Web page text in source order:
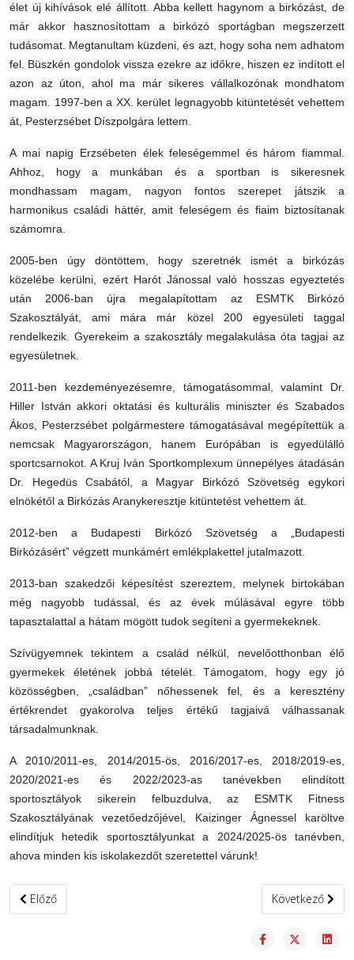
élet új kihívások elé állított. Abba kellett hagynom a birkózást, de
már akkor hasznosítottam a birkózó sportágban megszerzett
tudásomat. Megtanultam küzdeni, és azt, hogy soha nem adhatom
fel. Büszkén gondolok vissza ezekre az időkre, hiszen ez indított el
azon az úton, ahol ma már sikeres vállalkozónak mondhatom
magam. 1997-ben a XX. kerület legnagyobb kitüntetését vehettem
át, Pesterzsébet Díszpolgára lettem.
A mai napig Erzsébeten élek feleségemmel és három fiammal.
Ahhoz, hogy a munkában és a sportban is sikeresnek
mondhassam magam, nagyon fontos szerepet játszik a
harmonikus családi háttér, amit feleségem és fiaim biztosítanak
számomra.
2005-ben úgy döntöttem, hogy szeretnék ismét a birkózás
közelébe kerülni, ezért Harót Jánossal való hosszas egyeztetés
után 2006-ban újra megalapítottam az ESMTK Birkózó
Szakosztályát, ami mára már közel 200 egyesületi taggal
rendelkezik. Gyerekeim a szakosztály megalakulása óta tagjai az
egyesületnek.
2011-ben kezdeményezésemre, támogatásommal, valamint Dr.
Hiller István akkori oktatási és kulturális miniszter és Szabados
Ákos, Pesterzsébet polgármestere támogatásával megépítettük a
nemcsak Magyarországon, hanem Európában is egyedülálló
sportcsarnokot. A Kruj Iván Sportkomplexum ünnepélyes átadásán
Dr. Hegedüs Csabától, a Magyar Birkózó Szövetség egykori
elnökétől a Birkózás Aranykeresztje kitüntetést vehettem át.
2012-ben a Budapesti Birkózó Szövetség a „Budapesti
Birkózásért” végzett munkámért emlékplakettel jutalmazott.
2013-ban szakedzői képesítést szereztem, melynek birtokában
még nagyobb tudással, és az évek múlásával egyre több
tapasztalattal a hátam mögött tudok segíteni a gyermekeknek.
Szívügyemnek tekintem a család nélkül, nevelőotthonban élő
gyermekek életének jobbá tételét. Támogatom, hogy egy jó
közösségben, „családban” nőhessenek fel, és a keresztény
értékrendet gyakorolva teljes értékű tagjaivá válhassanak
társadalmunknak.
A 2010/2011-es, 2014/2015-ös, 2016/2017-es, 2018/2019-es,
2020/2021-es és 2022/2023-as tanévekben elindított
sportosztályok sikerein felbuzdulva, az ESMTK Fitness
Szakosztályának vezetőedzőjével, Kaizinger Ágnessel karöltve
elindítjuk hetedik sportosztályunkat a 2024/2025-ös tanévben,
ahova minden kis iskolakezdőt szeretettel várunk!
Előző cikk: Birkózó Akadémia
Előző Következő cikk:
Következő